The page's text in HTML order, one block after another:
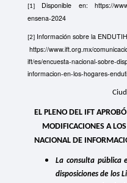
[1] Disponible en: https://
ensena-2024
[2] Información sobre la
https://www.ift.org.mx/
ift/es/encuesta-nacional-sobre-
informacion-en-los-hogares-
EL PLENO DEL IFT
MODIFICACIONES A
NACIONAL DE
La consulta pública
disposiciones de los